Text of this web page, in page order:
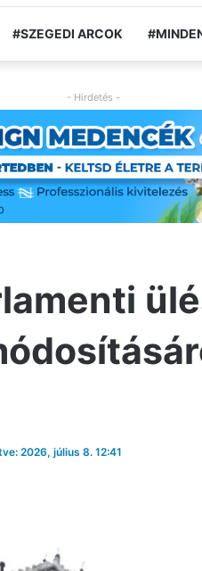
#SZEGEDI ARCOK
- Hirdetés -
2026, július 8. 12:41